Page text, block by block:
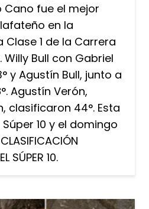
Cano fue el mejor
en la
1 de la Carrera
Willy Bull con Gabriel
y Agustín Bull, junto a
Agustín Verón,
clasificaron 44°. Esta
10 y el domingo
SÚPER 10.